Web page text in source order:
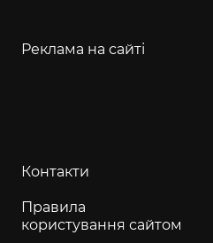
Реклама на сайті
Контакти
Правила
користування сайтом